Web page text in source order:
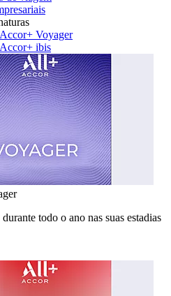
Voyager
ibis
durante todo o ano nas suas estadias